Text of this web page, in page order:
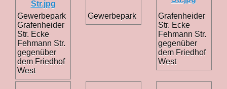
Gewerbepark
Grafenheider
Str. Ecke
Fehmann Str.
gegenüber
dem Friedhof
West
Gewerbepark
Grafenheider
Str. Ecke
Fehmann Str.
gegenüber
dem Friedhof
West